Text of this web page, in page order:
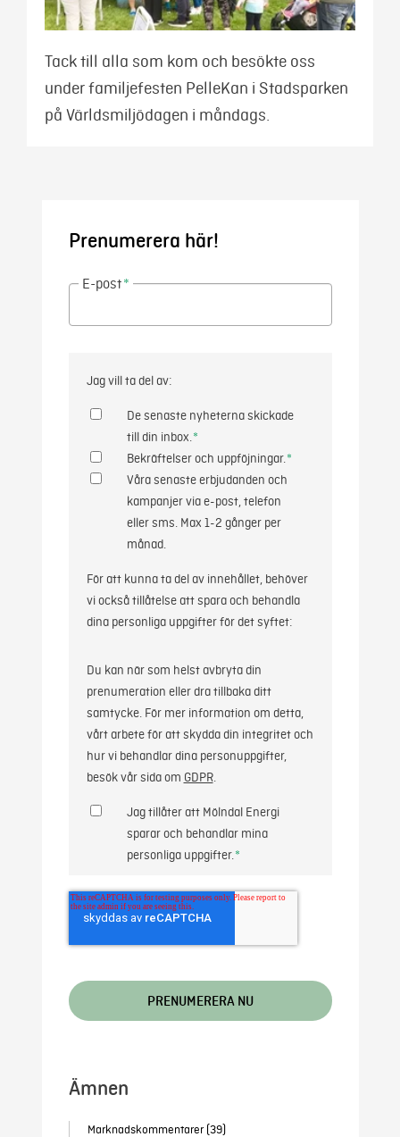
Tack till alla som kom och besökte oss
under familjefesten PelleKan i Stadsparken
på Världsmiljödagen i måndags.
Prenumerera här!
E-post*
Jag vill ta del av:
De senaste nyheterna skickade
till din inbox.*
Bekräftelser och uppföjningar.*
Våra senaste erbjudanden och
kampanjer via e-post, telefon
eller sms. Max 1-2 gånger per
månad.
För att kunna ta del av innehållet, behöver
vi också tillåtelse att spara och behandla
dina personliga uppgifter för det syftet:
Jag tillåter att Mölndal Energi
sparar och behandlar mina
personliga uppgifter.*
Du kan när som helst avbryta din
prenumeration eller dra tillbaka ditt
samtycke. För mer information om detta,
vårt arbete för att skydda din integritet och
hur vi behandlar dina personuppgifter,
besök vår sida om GDPR.
Ämnen
Marknadskommentarer (39)